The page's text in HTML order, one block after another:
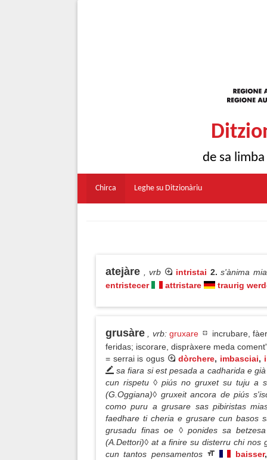
de sa
Chirca Leghe su Ditzionàriu
atejàre , vrb intristai 2. s'ànima
entristecer
attristare traurig
grusàre , vrb: gruxare
incrubare,
feridas; iscorare, dispràxere meda
= serrai is ogus
dòrchere, imbasciai,
sa fiara si est pesada a cadharida e
cun rispetu ◊ piús no gruxet su tuju a
(G.Oggiana)◊ gruxeit ancora de piús
como puru a grusare sas pibiristas
faedhare ti cheria e grusare cun basos
grusadu finas oe ◊ ponides sa
(A.Dettori)◊ at a finire su disterru chi nos
cun tantos pensamentos
baisser,